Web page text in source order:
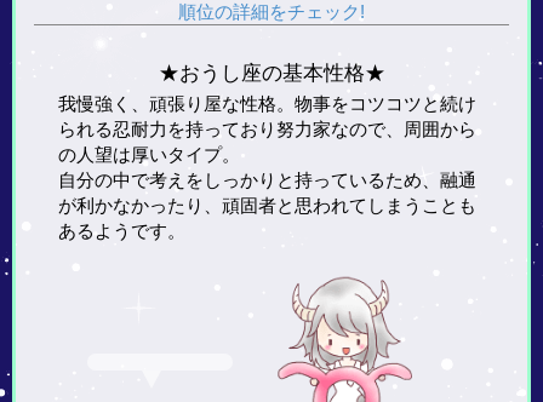
順位の詳細をチェック!
★おうし座の基本性格★
我慢強く、頑張り屋な性格。物事をコツコツと続け
られる忍耐力を持っており努力家なので、周囲から
の人望は厚いタイプ。
自分の中で考えをしっかりと持っているため、融通
が利かなかったり、頑固者と思われてしまうことも
あるようです。